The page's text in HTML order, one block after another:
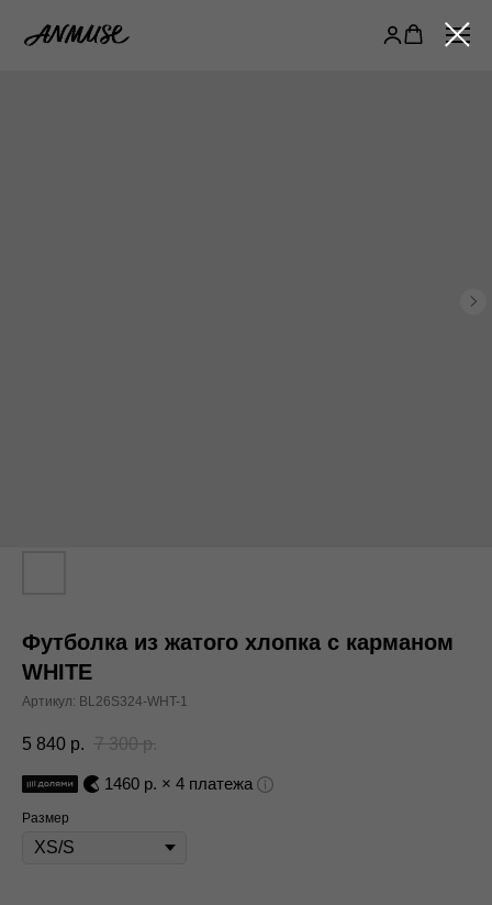
Футболка из жатого хлопка с карманом
WHITE
Артикул: BL26S324-WHT-1
5 840 р. 7 300 р.
1460 р. × 4 платежа
Размер